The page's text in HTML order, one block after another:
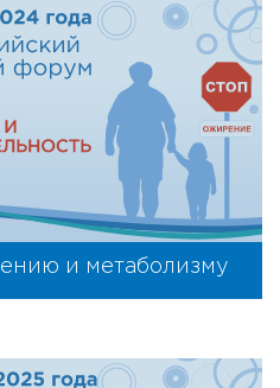
и метаболизму